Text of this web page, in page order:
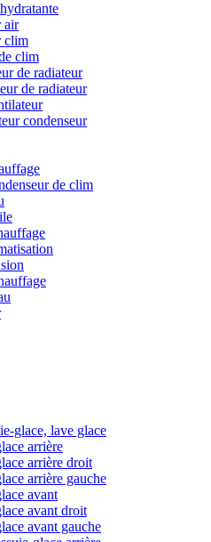
air
clim
clim
de radiateur
de radiateur
condenseur
de clim
glace, lave glace
arrière
arrière droit
arrière gauche
avant
avant droit
avant gauche